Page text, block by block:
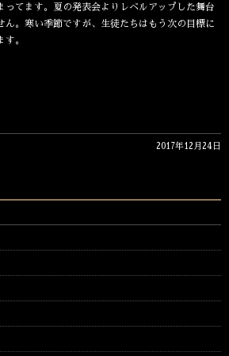
ってます。夏の発表会よりレベルアップした舞台
ん。寒い季節ですが、生徒たちはもう次の目標に
。
2017年12月24日